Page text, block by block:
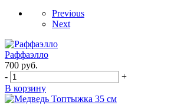
Previous
Next
Раффаэлло
700 руб.
-
+
В корзину